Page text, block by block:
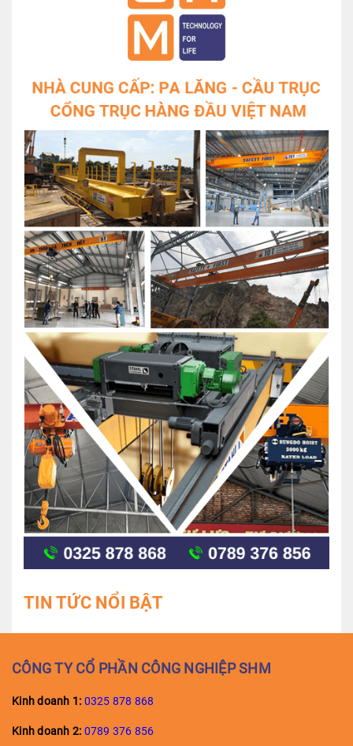
TIN TỨC NỔI BẬT
CÔNG TY CỔ PHẦN CÔNG NGHIỆP SHM
Kinh doanh 1: 0325 878 868
Kinh doanh 2: 0789 376 856